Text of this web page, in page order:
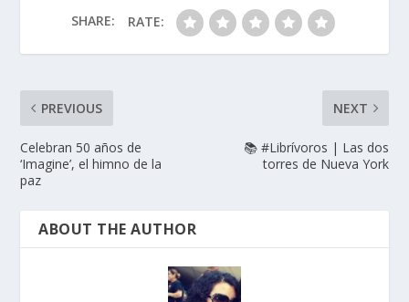
SHARE: RATE:
PREVIOUS
Celebran 50 años de
‘Imagine’, el himno de la
paz
NEXT
📚 #Librívoros | Las dos
torres de Nueva York
ABOUT THE AUTHOR